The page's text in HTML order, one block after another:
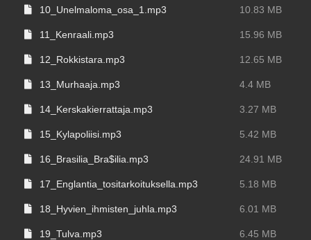
10_Unelmaloma_osa_1.mp3 10.83 MB
11_Kenraali.mp3 15.96 MB
12_Rokkistara.mp3 12.65 MB
13_Murhaaja.mp3 4.4 MB
14_Kerskakierrattaja.mp3 3.27 MB
15_Kylapoliisi.mp3 5.42 MB
16_Brasilia_Bra$ilia.mp3 24.91 MB
17_Englantia_tositarkoituksella.mp3 5.18 MB
18_Hyvien_ihmisten_juhla.mp3 6.01 MB
19_Tulva.mp3 6.45 MB